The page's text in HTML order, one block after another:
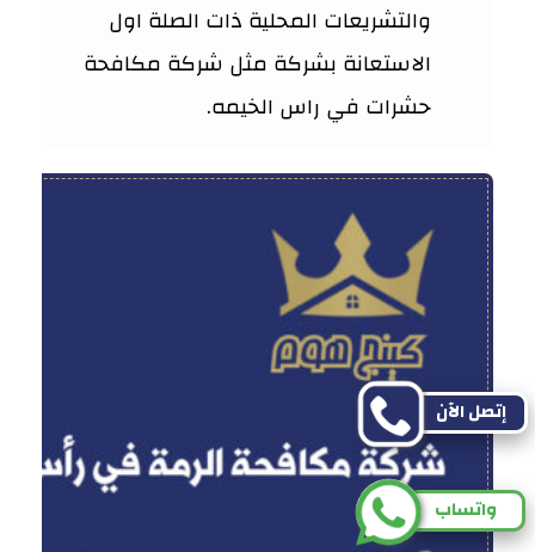
والتشريعات المحلية ذات الصلة اول
الاستعانة بشركة مثل شركة مكافحة
حشرات في راس الخيمه.
إتصل الآن
واتساب